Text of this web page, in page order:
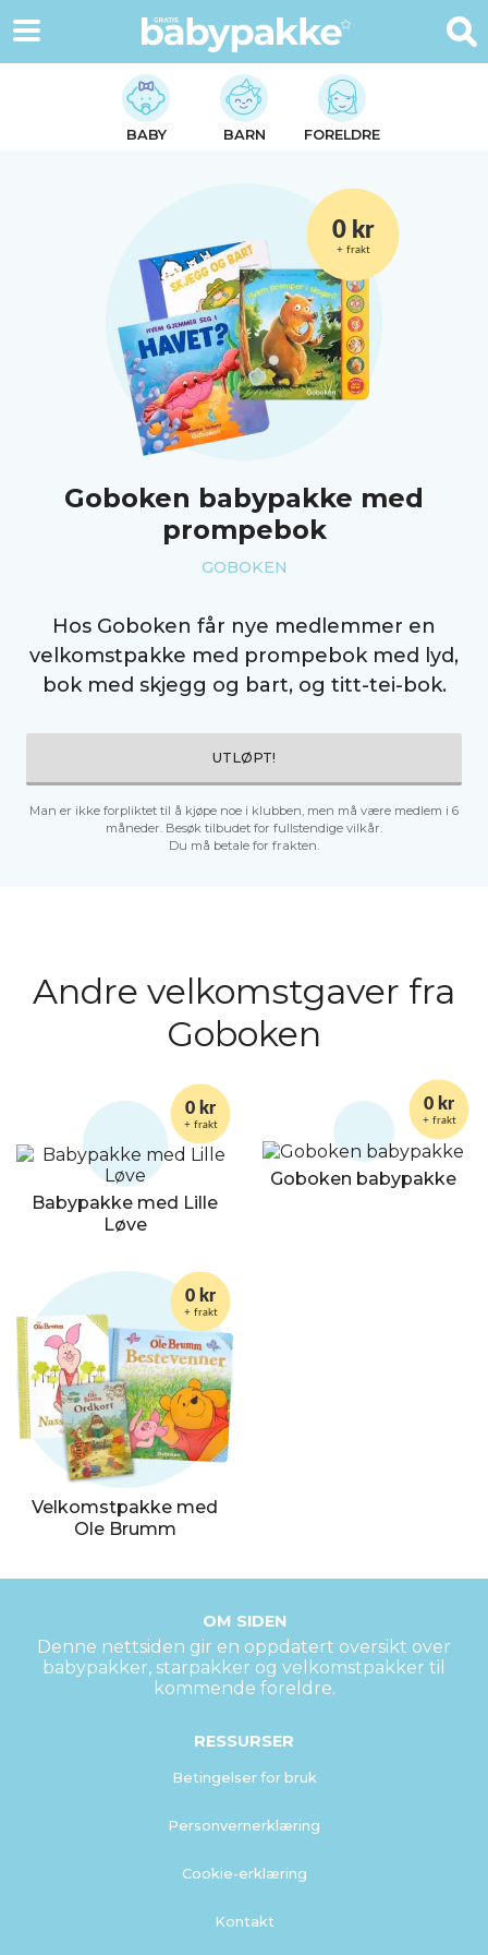
BABY BARN FORELDRE
0 kr
+ frakt
Goboken babypakke med
prompebok
GOBOKEN
Hos Goboken får nye medlemmer en
velkomstpakke med prompebok med lyd,
bok med skjegg og bart, og titt-tei-bok.
UTLØPT!
Man er ikke forpliktet til å kjøpe noe i klubben, men må være medlem i 6
måneder. Besøk tilbudet for fullstendige vilkår.
Du må betale for frakten.
Andre velkomstgaver fra
Goboken
0 kr
+ frakt
Babypakke med Lille
Løve
0 kr
+ frakt
Goboken babypakke
0 kr
+ frakt
Velkomstpakke med
Ole Brumm
OM SIDEN
Denne nettsiden gir en oppdatert oversikt over
babypakker, starpakker og velkomstpakker til
kommende foreldre.
RESSURSER
Betingelser for bruk
Personvernerklæring
Cookie-erklæring
Kontakt